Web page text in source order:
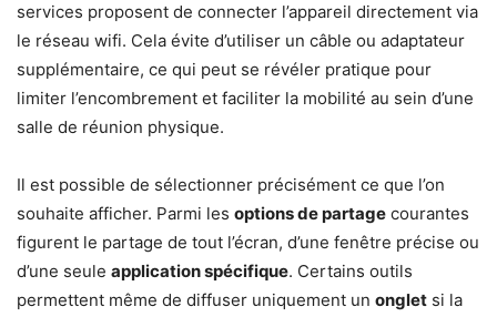
services proposent de connecter l’appareil directement via
le réseau wifi. Cela évite d’utiliser un câble ou adaptateur
supplémentaire, ce qui peut se révéler pratique pour
limiter l’encombrement et faciliter la mobilité au sein d’une
salle de réunion physique.
Il est possible de sélectionner précisément ce que l’on
souhaite afficher. Parmi les options de partage courantes
figurent le partage de tout l’écran, d’une fenêtre précise ou
d’une seule application spécifique. Certains outils
permettent même de diffuser uniquement un onglet si la